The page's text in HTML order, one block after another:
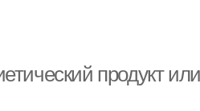
продукт